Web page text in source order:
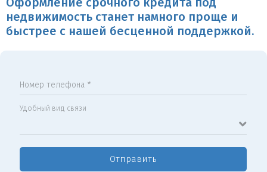
Оформление срочного кредита под
недвижимость станет намного проще и
быстрее с нашей бесценной поддержкой.
Номер телефона *
Удобный вид связи
Отправить